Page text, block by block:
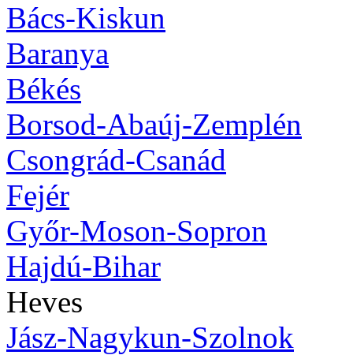
Bács-Kiskun
Baranya
Békés
Borsod-Abaúj-Zemplén
Csongrád-Csanád
Fejér
Győr-Moson-Sopron
Hajdú-Bihar
Heves
Jász-Nagykun-Szolnok